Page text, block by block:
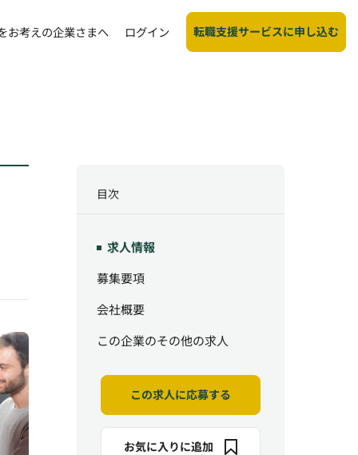
お考えの企業さまへ ログイン 転職支援サービスに申し込む
目次
求人情報
募集要項
会社概要
この企業のその他の求人
この求人に応募する
お気に入りに追加